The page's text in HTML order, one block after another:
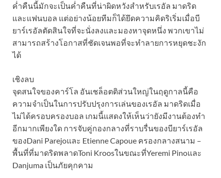
ค่ำคืนนี้มักจะเป็นค่ำคืนที่น่าผิดหวังสำหรับเรอัล มาดริด
และแฟนบอล แต่อย่างน้อยทีมก็ได้ยึดความคิดริเริ่มเมื่อบี
ยาร์เรอัลตัดสินใจที่จะนั่งลงและมองหาจุดหนึ่ง พวกเขาไม่
สามารถสร้างโอกาสที่ชัดเจนพอที่จะทำลายการหยุดชะงัก
ได้
เชิงลบ
จุดสนใจของคาร์โล อันเชล็อตติส่วนใหญ่ในฤดูกาลนี้คือ
ความจำเป็นในการปรับปรุงการเล่นของเรอัล มาดริดเมื่อ
ไม่ได้ครอบครองบอล เกมนี้แสดงให้เห็นว่ายังมีงานต้องทำ
อีกมากเพียงใด การจับคู่กองกลางที่ราบรื่นของบียาร์เรอัล
ของDani Parejoและ Etienne Capoue ครองกลางสนาม –
พื้นที่ที่มาดริดพลาดToni Kroosในขณะที่Yeremi Pinoและ
Danjuma เป็นภัยคุกคาม